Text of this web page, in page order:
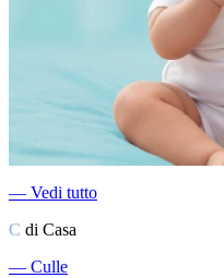
― Vedi tutto
C di Casa
― Culle